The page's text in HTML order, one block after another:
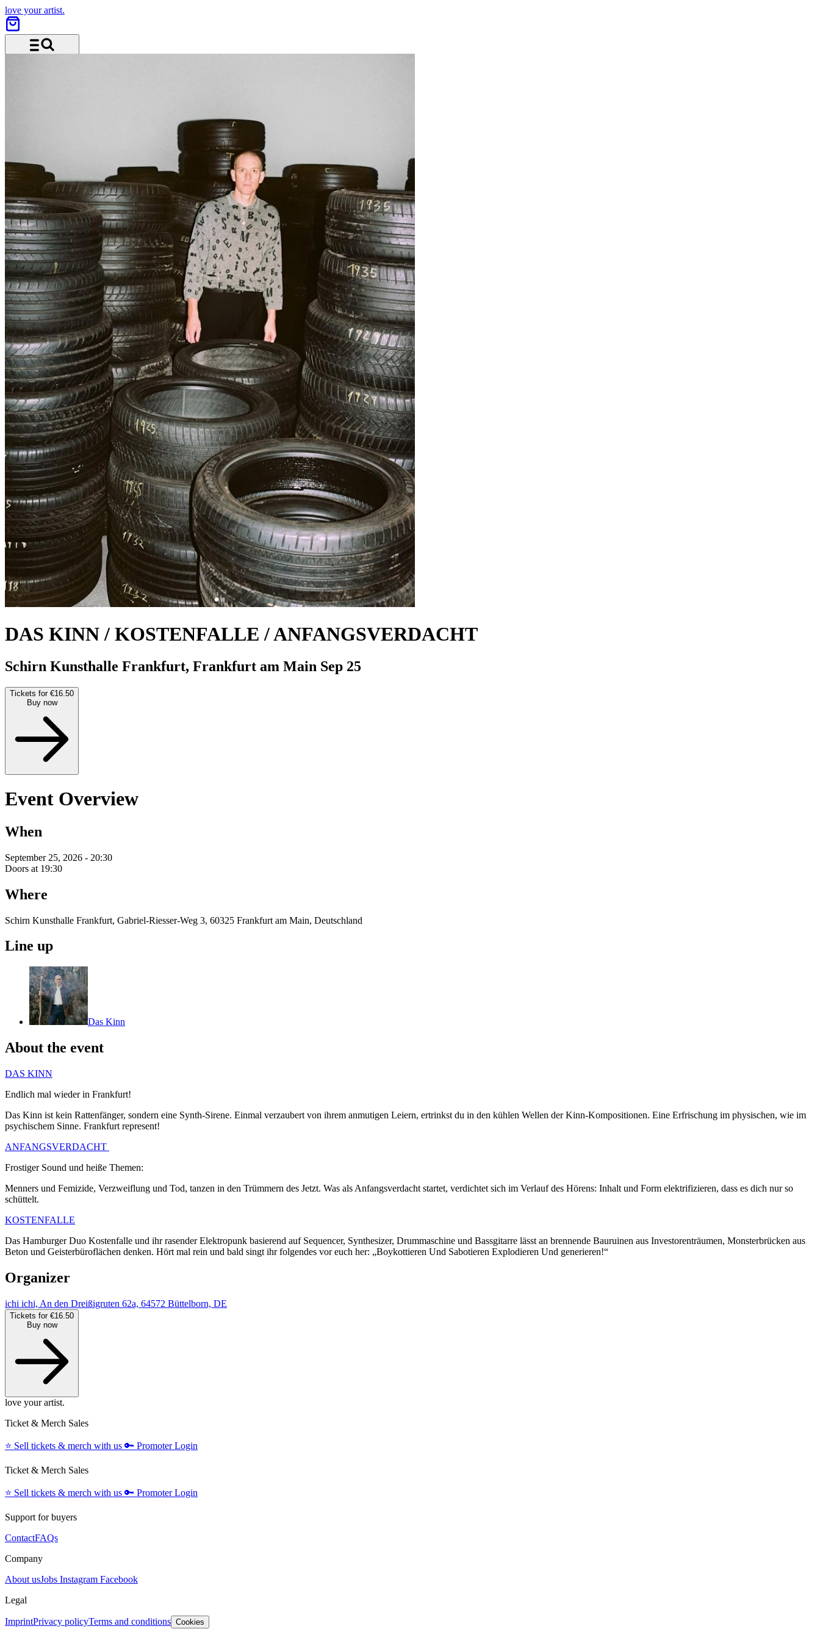
love your artist.
DAS KINN / KOSTENFALLE / ANFANGSVERDACHT
Schirn Kunsthalle Frankfurt, Frankfurt am Main Sep 25
Tickets for €16.50
Buy now
Event Overview
When
September 25, 2026 - 20:30
Doors at 19:30
Where
Schirn Kunsthalle Frankfurt, Gabriel-Riesser-Weg 3, 60325 Frankfurt am Main, Deutschland
Line up
Das Kinn
About the event
DAS KINN
Endlich mal wieder in Frankfurt!
Das Kinn ist kein Rattenfänger, sondern eine Synth-Sirene. Einmal verzaubert von ihrem anmutigen Leiern, ertrinkst du in den kühlen Wellen der Kinn-Kompositionen. Eine Erfrischung im physischen, wie im
psychischem Sinne. Frankfurt represent!
ANFANGSVERDACHT
Frostiger Sound und heiße Themen:
Menners und Femizide, Verzweiflung und Tod, tanzen in den Trümmern des Jetzt. Was als Anfangsverdacht startet, verdichtet sich im Verlauf des Hörens: Inhalt und Form elektrifizieren, dass es dich nur so
schüttelt.
KOSTENFALLE
Das Hamburger Duo Kostenfalle und ihr rasender Elektropunk basierend auf Sequencer, Synthesizer, Drummaschine und Bassgitarre lässt an brennende Bauruinen aus Investorenträumen, Monsterbrücken aus
Beton und Geisterbüroflächen denken. Hört mal rein und bald singt ihr folgendes vor euch her: „Boykottieren Und Sabotieren Explodieren Und generieren!“
Organizer
ichi ichi, An den Dreißigruten 62a, 64572 Büttelborn, DE
Tickets for €16.50
Buy now
love your artist.
Ticket & Merch Sales
⭐️ Sell tickets & merch with us 🔑 Promoter Login
Ticket & Merch Sales
⭐️ Sell tickets & merch with us 🔑 Promoter Login
Support for buyers
ContactFAQs
Company
About usJobs Instagram Facebook
Legal
ImprintPrivacy policyTerms and conditions Cookies